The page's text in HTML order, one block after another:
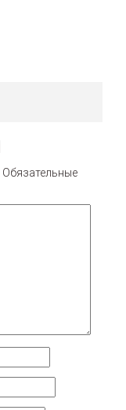
Обязательные